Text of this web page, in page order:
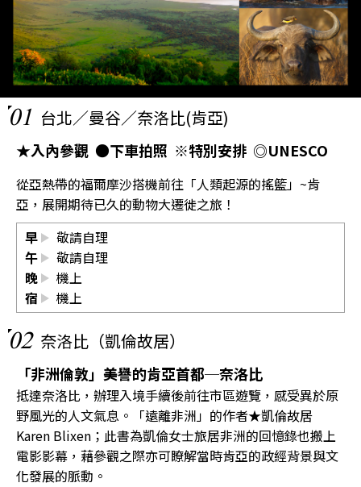
01 台北／曼谷／奈洛比(肯亞)
★入內參觀 ●下車拍照 ※特別安排 ◎UNESCO
從亞熱帶的福爾摩沙搭機前往「人類起源的搖籃」~肯
亞，展開期待已久的動物大遷徙之旅！
早
敬請自理
午
敬請自理
晚
機上
宿
機上
02 奈洛比（凱倫故居）
「非洲倫敦」美譽的肯亞首都─奈洛比
抵達奈洛比，辦理入境手續後前往市區遊覽，感受異於原
野風光的人文氣息。「遠離非洲」的作者★凱倫故居
Karen Blixen；此書為凱倫女士旅居非洲的回憶錄也搬上
電影影幕，藉參觀之際亦可瞭解當時肯亞的政經背景與文
化發展的脈動。